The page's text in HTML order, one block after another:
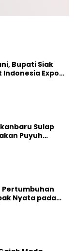
Bupati Siak
Expo
Sulap
Puyuh
Pertumbuhan
Nyata pada